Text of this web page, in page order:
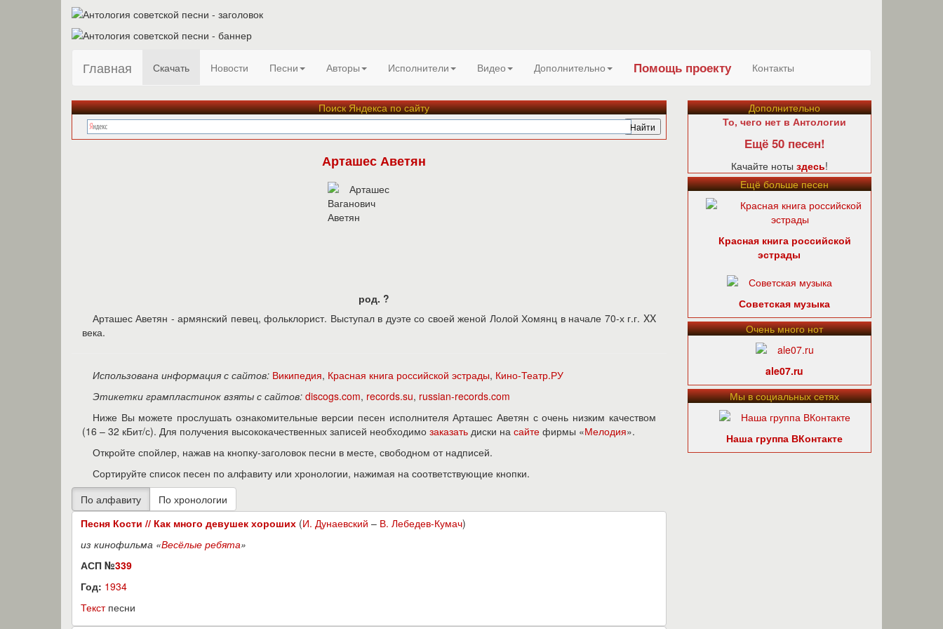
Главная Скачать Новости Песни Авторы Исполнители Видео Дополнительно Помощь проекту Контакты
Поиск Яндекса по сайту
Арташес Аветян
род. ?
Арташес Аветян - армянский певец, фольклорист. Выступал в дуэте со своей женой Лолой Хомянц в начале 70-х г.г. XX
века.
Использована информация с сайтов: Википедия, Красная книга российской эстрады, Кино-Театр.РУ
Этикетки грампластинок взяты с сайтов: discogs.com, records.su, russian-records.com
Ниже Вы можете прослушать ознакомительные версии песен исполнителя Арташес Аветян с очень низким качеством
(16 – 32 кБит/с). Для получения высококачественных записей необходимо заказать диски на сайте фирмы «Мелодия».
Откройте спойлер, нажав на кнопку-заголовок песни в месте, свободном от надписей.
Сортируйте список песен по алфавиту или хронологии, нажимая на соответствующие кнопки.
Песня Кости // Как много девушек хороших (И. Дунаевский – В. Лебедев-Кумач)
из кинофильма «Весёлые ребята»
АСП №339
Год: 1934
Текстпесни
Дополнительно
То, чего нет в Антологии
Ещё 50 песен!
Качайте ноты здесь!
Ещё больше песен
Красная книга российской
эстрады
Советская музыка
Очень много нот
ale07.ru
Мы в социальных сетях
Наша группа ВКонтакте